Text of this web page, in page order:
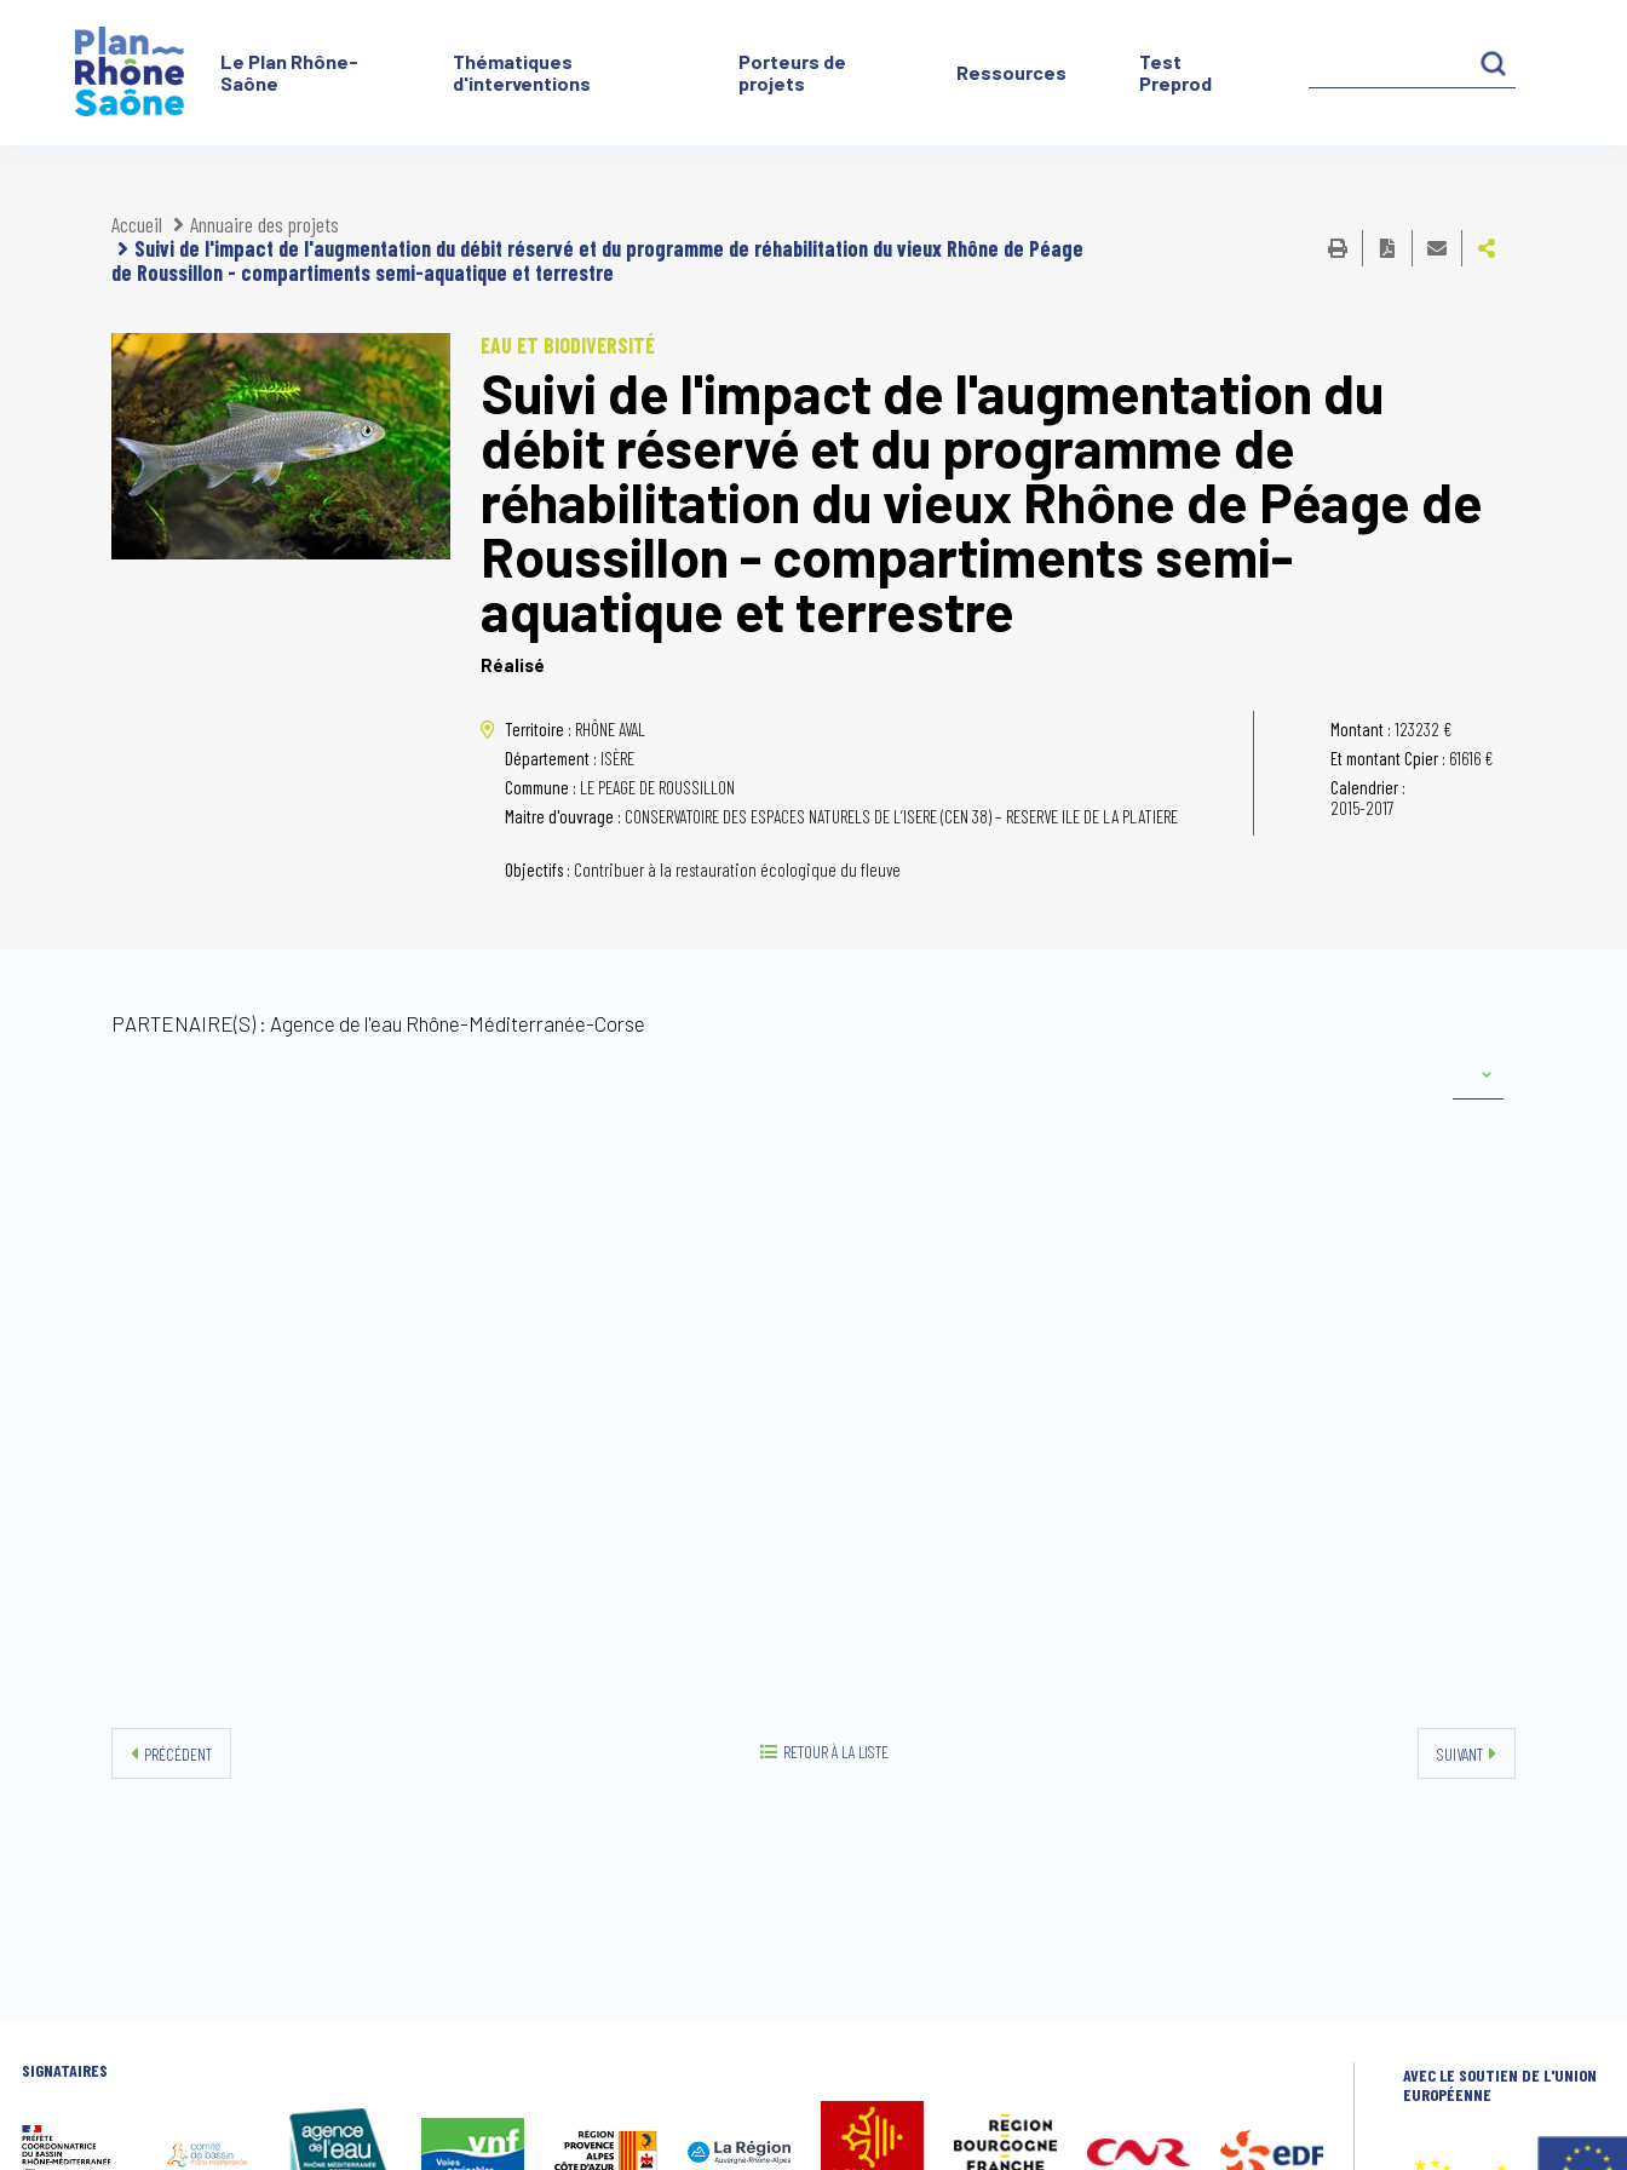
Le Plan Rhône-
Saône
Thématiques
d'interventions
Porteurs de
projets
Ressources
Test
Preprod
Accueil
Annuaire des projets
Suivi de l'impact de l'augmentation du débit réservé et du programme de réhabilitation du vieux Rhône de Péage
de Roussillon - compartiments semi-aquatique et terrestre
EAU ET BIODIVERSITÉ
Suivi de l'impact de l'augmentation du
débit réservé et du programme de
réhabilitation du vieux Rhône de Péage de
Roussillon - compartiments semi-
aquatique et terrestre
Réalisé
Territoire : RHÔNE AVAL
Département : ISÈRE
Commune : LE PEAGE DE ROUSSILLON
Maitre d'ouvrage : CONSERVATOIRE DES ESPACES NATURELS DE L’ISERE (CEN 38) – RESERVE ILE DE LA PLATIERE
Montant : 123232 €
Et montant Cpier : 61616 €
Calendrier :
2015-2017
Objectifs : Contribuer à la restauration écologique du fleuve
PARTENAIRE(S) : Agence de l'eau Rhône-Méditerranée-Corse
PRÉCÉDENT RETOUR À LA LISTE SUIVANT
SIGNATAIRES
AVEC LE SOUTIEN DE L'UNION
EUROPÉENNE